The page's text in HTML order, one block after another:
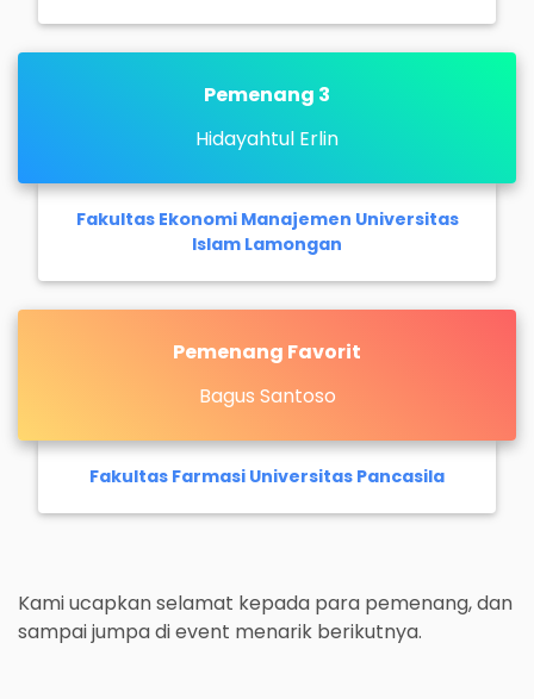
Pemenang 3
Hidayahtul Erlin
Fakultas Ekonomi Manajemen Universitas
Islam Lamongan
Pemenang Favorit
Bagus Santoso
Fakultas Farmasi Universitas Pancasila
Kami ucapkan selamat kepada para pemenang, dan
sampai jumpa di event menarik berikutnya.